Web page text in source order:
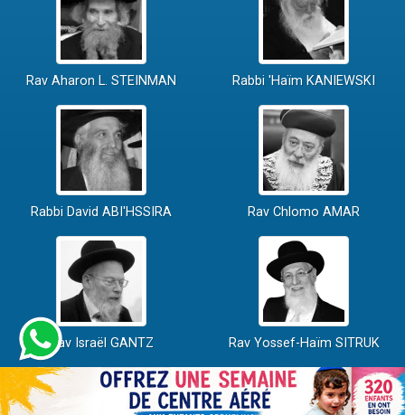
Rav Aharon L. STEINMAN Rabbi 'Haïm KANIEWSKI
Rabbi David ABI'HSSIRA Rav Chlomo AMAR
Rav Israël GANTZ Rav Yossef-Haïm SITRUK